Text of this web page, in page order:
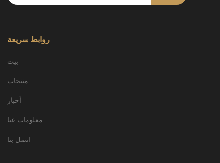
روابط سريعة
بيت
منتجات
أخبار
معلومات عنا
اتصل بنا